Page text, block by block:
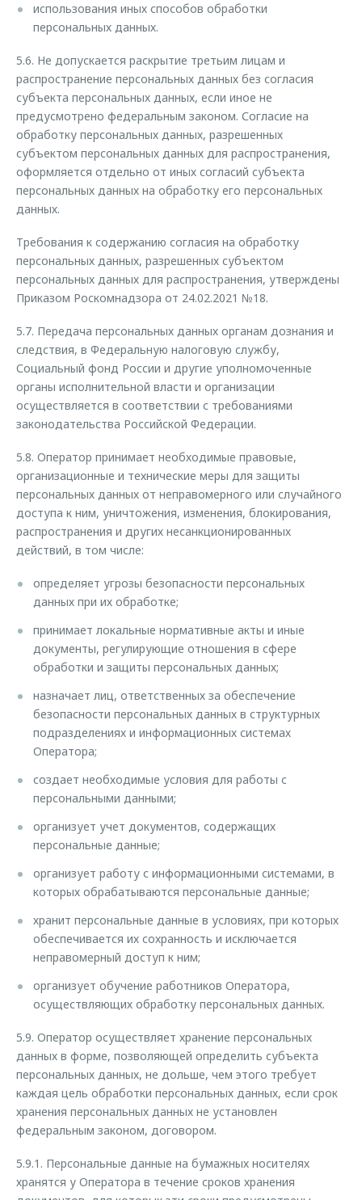
использования иных способов обработки
персональных данных.
5.6. Не допускается раскрытие третьим лицам и
распространение персональных данных без согласия
субъекта персональных данных, если иное не
предусмотрено федеральным законом. Согласие на
обработку персональных данных, разрешенных
субъектом персональных данных для распространения,
оформляется отдельно от иных согласий субъекта
персональных данных на обработку его персональных
данных.
Требования к содержанию согласия на обработку
персональных данных, разрешенных субъектом
персональных данных для распространения, утверждены
Приказом Роскомнадзора от 24.02.2021 №18.
5.7. Передача персональных данных органам дознания и
следствия, в Федеральную налоговую службу,
Социальный фонд России и другие уполномоченные
органы исполнительной власти и организации
осуществляется в соответствии с требованиями
законодательства Российской Федерации.
5.8. Оператор принимает необходимые правовые,
организационные и технические меры для защиты
персональных данных от неправомерного или случайного
доступа к ним, уничтожения, изменения, блокирования,
распространения и других несанкционированных
действий, в том числе:
определяет угрозы безопасности персональных
данных при их обработке;
принимает локальные нормативные акты и иные
документы, регулирующие отношения в сфере
обработки и защиты персональных данных;
назначает лиц, ответственных за обеспечение
безопасности персональных данных в структурных
подразделениях и информационных системах
Оператора;
создает необходимые условия для работы с
персональными данными;
организует учет документов, содержащих
персональные данные;
организует работу с информационными системами, в
которых обрабатываются персональные данные;
хранит персональные данные в условиях, при которых
обеспечивается их сохранность и исключается
неправомерный доступ к ним;
организует обучение работников Оператора,
осуществляющих обработку персональных данных.
5.9. Оператор осуществляет хранение персональных
данных в форме, позволяющей определить субъекта
персональных данных, не дольше, чем этого требует
каждая цель обработки персональных данных, если срок
хранения персональных данных не установлен
федеральным законом, договором.
5.9.1. Персональные данные на бумажных носителях
хранятся у Оператора в течение сроков хранения